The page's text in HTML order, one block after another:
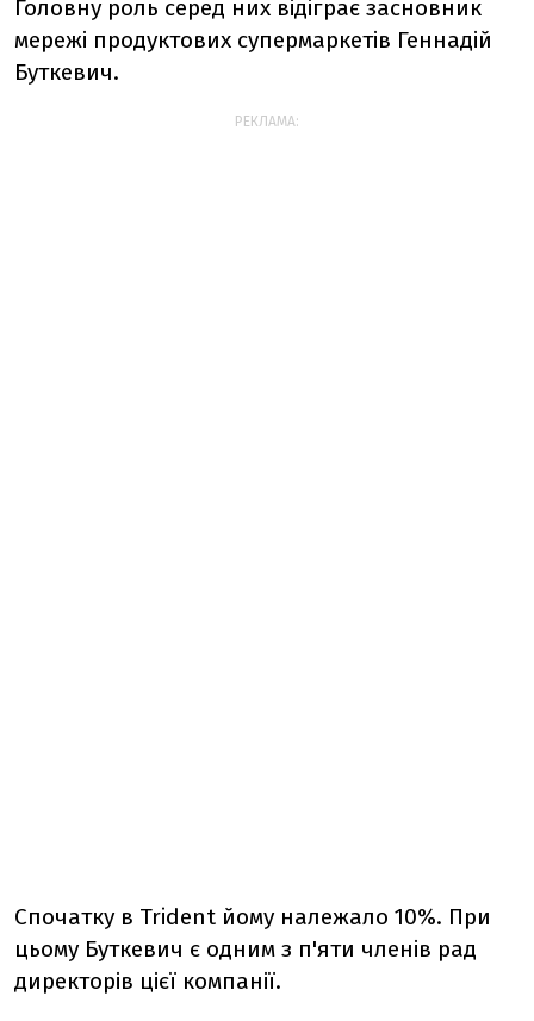
Головну роль серед них відіграє засновник
мережі продуктових супермаркетів Геннадій
Буткевич.
РЕКЛАМА:
Спочатку в Trident йому належало 10%. При
цьому Буткевич є одним з п'яти членів рад
директорів цієї компанії.